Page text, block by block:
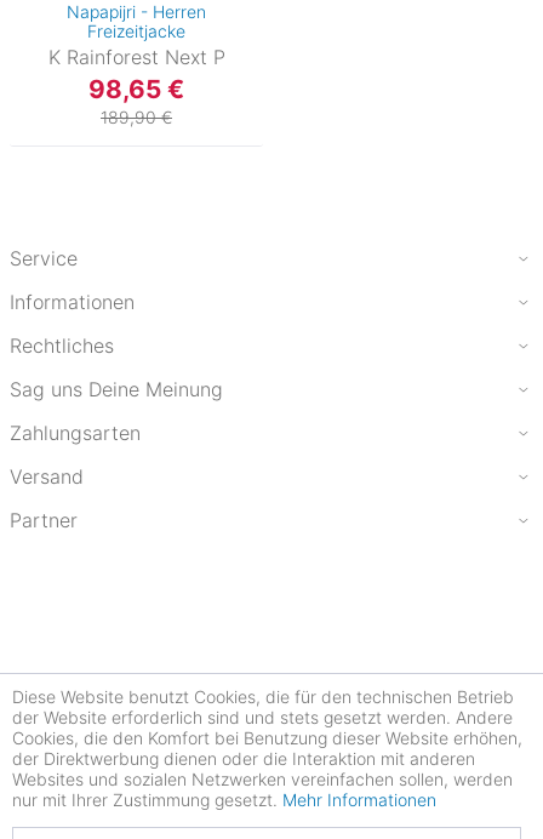
Napapijri - Herren
Freizeitjacke
K Rainforest Next P
98,65 €
189,90 €
Service
Informationen
Rechtliches
Sag uns Deine Meinung
Zahlungsarten
Versand
Partner
Diese Website benutzt Cookies, die für den technischen Betrieb
der Website erforderlich sind und stets gesetzt werden. Andere
Cookies, die den Komfort bei Benutzung dieser Website erhöhen,
der Direktwerbung dienen oder die Interaktion mit anderen
Websites und sozialen Netzwerken vereinfachen sollen, werden
nur mit Ihrer Zustimmung gesetzt. Mehr Informationen